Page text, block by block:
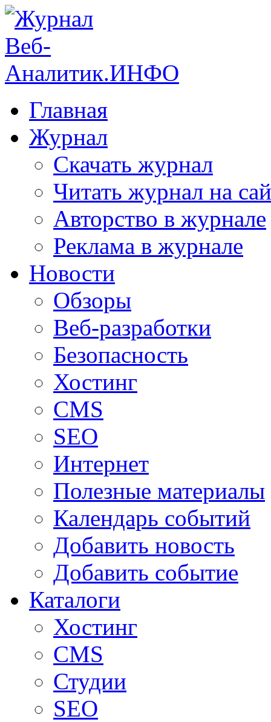
Главная
Журнал
Скачать журнал
Читать журнал на
Авторство в журнале
Реклама в журнале
Новости
Обзоры
Веб-разработки
Безопасность
Хостинг
CMS
SEO
Интернет
Полезные материалы
Календарь событий
Добавить новость
Добавить событие
Каталоги
Хостинг
CMS
Студии
SEO